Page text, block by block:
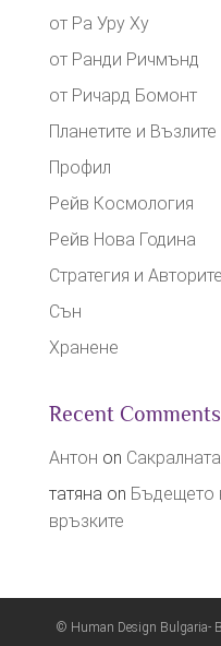
от Ра Уру Ху
от Ранди Ричмънд
от Ричард Бомонт
Планетите и
Профил
Рейв Космология
Рейв Нова Година
Стратегия и
Сън
Хранене
Recent Comments
Антон on
татяна on Бъдещето
връзките
© Human Design Bulgaria-